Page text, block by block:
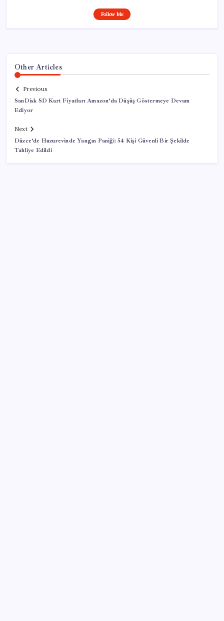
Follow Me
Other Articles
Previous
SanDisk SD Kart Fiyatları Amazon’da Düşüş Göstermeye Devam
Ediyor
Next
Düzce’de Huzurevinde Yangın Paniği: 54 Kişi Güvenli Bir Şekilde
Tahliye Edildi